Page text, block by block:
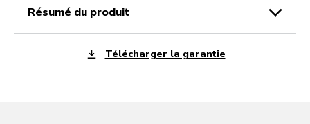
résumé du produit
Télécharger la garantie